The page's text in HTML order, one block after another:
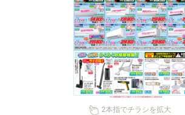
2本指でチラシを拡大